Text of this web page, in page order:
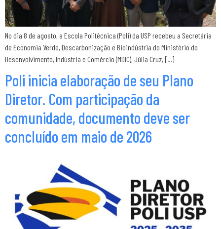
No dia 8 de agosto, a Escola Politécnica (Poli) da USP recebeu a Secretária
de Economia Verde, Descarbonização e Bioindústria do Ministério do
Desenvolvimento, Indústria e Comércio (MDIC), Júlia Cruz, […]
Poli inicia elaboração de seu Plano
Diretor. Com participação da
comunidade, documento deve ser
concluído em maio de 2026